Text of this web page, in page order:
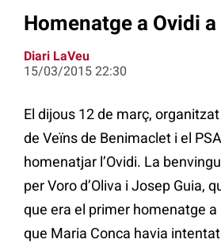
Homenatge a Ovidi
Diari LaVeu
15/03/2015 22:30
El dijous 12 de març,
de Veïns de Benimaclet i el
homenatjar l’Ovidi. La
per Voro d’Oliva i Josep Guia,
que era el primer homenatge a
que Maria Conca havia